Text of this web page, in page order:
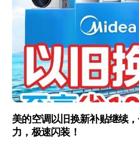
的空调以旧换新补贴继续，价
，极速闪装！